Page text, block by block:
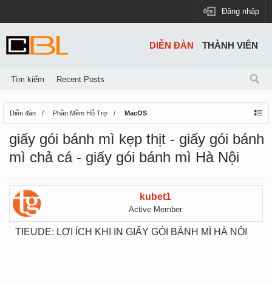
Đăng nhập
Diễn đàn Phần Mềm Hỗ Trợ MacOS
giấy gói bánh mì kẹp thịt - giấy gói bánh
mì chả cá - giấy gói bánh mì Hà Nội
kubet1
Active Member
TIEUDE: LỢI ÍCH KHI IN GIẤY GÓI BÁNH MÌ HÀ NỘI
DIỄN ĐÀN
Tìm kiếm Recent Posts
THÀNH VIÊN